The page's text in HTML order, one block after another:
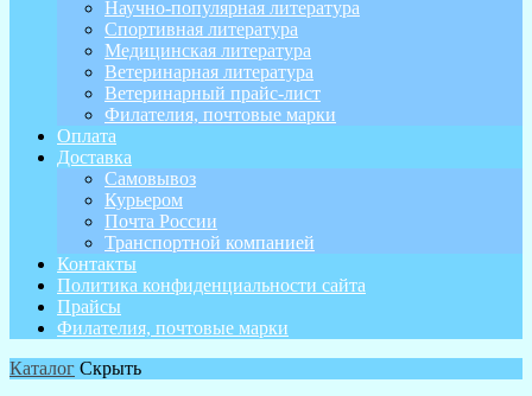
Научно-популярная литература
Спортивная литература
Медицинская литература
Ветеринарная литература
Ветеринарный прайс-лист
Филателия, почтовые марки
Оплата
Доставка
Самовывоз
Курьером
Почта России
Транспортной компанией
Контакты
Политика конфиденциальности сайта
Прайсы
Филателия, почтовые марки
Каталог Скрыть